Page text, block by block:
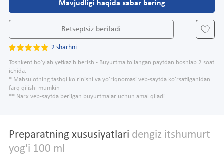
Mavjudligi haqida xabar bering
Retseptsiz beriladi
2 sharhni
Toshkent bo'ylab yetkazib berish - Buyurtma to'langan paytdan boshlab 2 soat
ichida.
* Mahsulotning tashqi ko'rinishi va yo'riqnomasi veb-saytda ko'rsatilganidan
farq qilishi mumkin
** Narx veb-saytda berilgan buyurtmalar uchun amal qiladi
Preparatning xususiyatlari dengiz itshumurt
yog'i 100 ml